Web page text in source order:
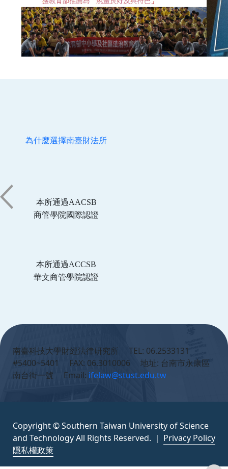
為什麼選擇南臺財法所
本所通過AACSB
商管學院國際認證
本所通過ACCSB
華文商管學院認證
南臺科技大學財經法律研究所 TEL: 06.2533131
#5400~5401 FAX: 06.3010006 地址: 台南市永康區
南台街一號 Email: ifelaw@stust.edu.tw
Copyright © Southern Taiwan University of Science
and Technology All Rights Reserved. ｜ Privacy Policy
隱私權政策